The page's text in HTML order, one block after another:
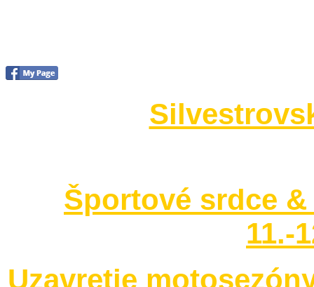
Športové srdce
11.-
Uzavretie